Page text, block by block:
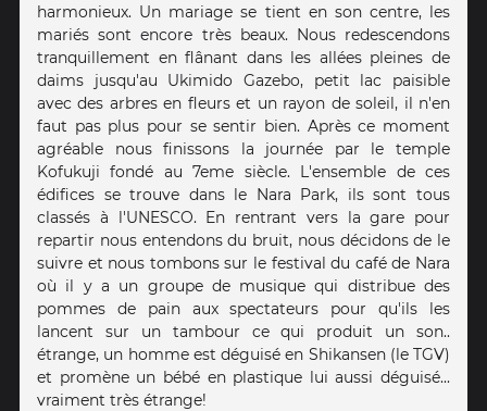
harmonieux​. Un mariage se tient en son centre, les
mariés sont encore très beaux. Nous redescendons
tranquillement en flânant dans les allées pleines de
daims jusqu'au Ukimido Gazebo, petit lac paisible
avec des arbres en fleurs et un rayon de soleil, il n'en
faut pas plus pour se sentir bien. Après ce moment
agréable nous finissons la journée par le temple
Kofukuji fondé au 7eme siècle. L'ensemble de ces
édifices se trouve dans le Nara Park, ils sont tous
classés à l'UNESCO. En rentrant vers la gare pour
repartir nous entendons du bruit, nous décidons de le
suivre et nous tombons sur le festival du café de Nara
où il y a un groupe de musique qui distribue des
pommes de pain aux spectateurs pour qu'ils les
lancent sur un tambour ce qui produit un son..
étrange, un homme est déguisé en Shikansen (le TGV)
et promène un bébé en plastique lui aussi déguisé...
vraiment très étrange​!